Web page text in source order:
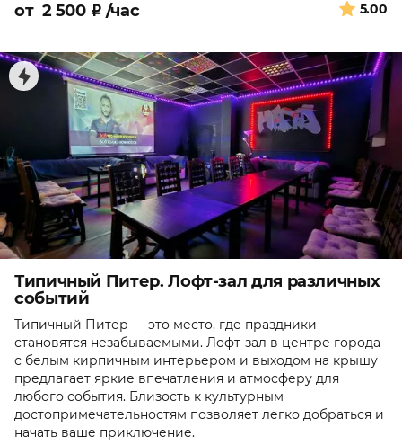
5.00
от 2 500 ₽ /час
Типичный Питер. Лофт-зал для различных
событий
Типичный Питер — это место, где праздники
становятся незабываемыми. Лофт-зал в центре города
с белым кирпичным интерьером и выходом на крышу
предлагает яркие впечатления и атмосферу для
любого события. Близость к культурным
достопримечательностям позволяет легко добраться и
начать ваше приключение.